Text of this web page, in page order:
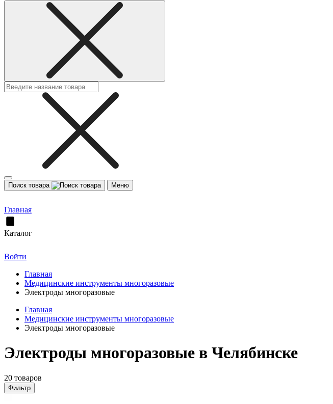
Поиск товара Меню
Главная
Каталог
Войти
Главная
Медицинские инструменты многоразовые
Электроды многоразовые
Главная
Медицинские инструменты многоразовые
Электроды многоразовые
Электроды многоразовые в Челябинске
20 товаров
Фильтр